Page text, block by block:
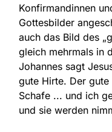
Konfirmandinnen
Gottesbilder
auch das Bild des
gleich mehrmals in
Johannes sagt
gute Hirte. Der
Schafe ... und ich
und sie werden